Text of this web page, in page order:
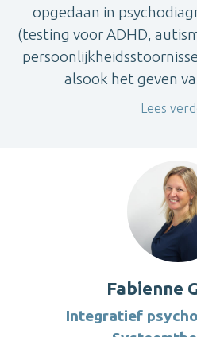
opgedaan in
(testing voor ADHD,
alsook het geven
Lees
Fabienne
Integratief